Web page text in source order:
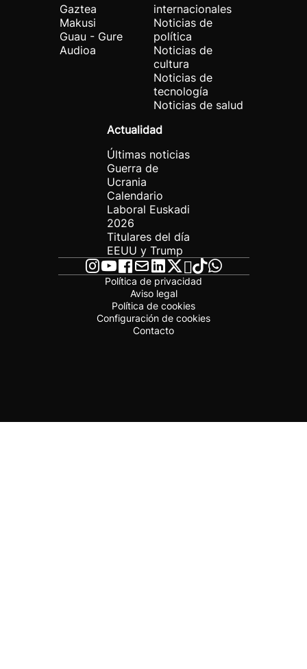
Gaztea
Makusi
Guau - Gure
Audioa
internacionales
Noticias de
política
Noticias de
cultura
Noticias de
tecnología
Noticias de salud
Actualidad
Últimas noticias
Guerra de
Ucrania
Calendario
Laboral Euskadi
2026
Titulares del día
EEUU y Trump
Política de privacidad
Aviso legal
Política de cookies
Configuración de cookies
Contacto